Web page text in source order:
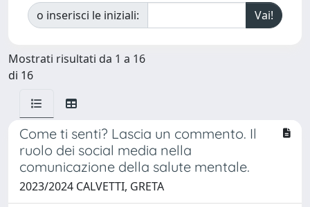
o inserisci le iniziali:
Mostrati risultati da 1 a 16
di 16
Come ti senti? Lascia un commento. Il
ruolo dei social media nella
comunicazione della salute mentale.
2023/2024 CALVETTI, GRETA